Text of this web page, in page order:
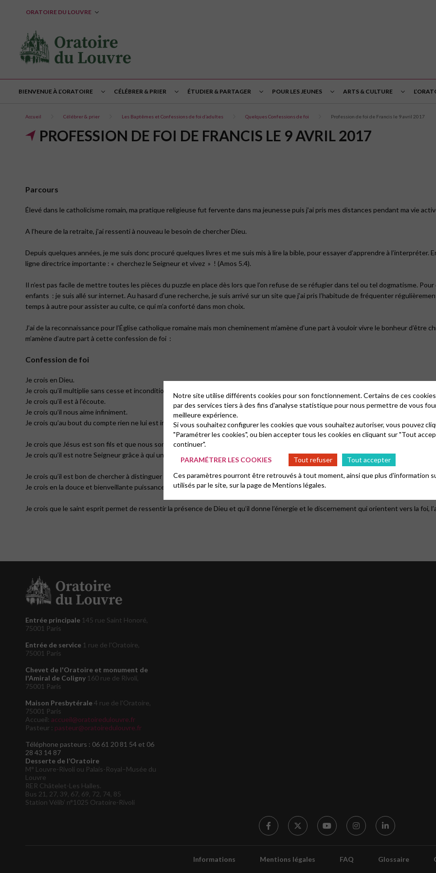
ORATOIRE DU LOUVRE
BIENVENUE À L’ORATOIRE CÉLÉBRER & PRIER ÉTUDIER & PARTAGER POUR LES JEUNES ARTS & CULTURE
Accueil Célébrer & prier Les Baptêmes et Confessions de foi d’adultes Quelques Confessions de foi Profession de foi de Francis le 9 avril 2017
PROFESSION DE FOI DE FRANCIS LE 9 AVRIL 2017
Parcours
Élevé dans le catholicisme romain, ma pratique religieuse fut fervente dans ma jeunesse puis j’ai pris mes distances pendant ma vie
A l’heure de la retraite, j’ai ressenti à nouveau le besoin de chercher Dieu.
Depuis quelques années, je me suis donc procuré quelques livres et me suis mis à lire la bible, pour essayer d’apprendre à l’interpréter.
ligne directrice importante : « cherchez le Seigneur et vivez » ! (Amos 5.4).
Il n’est pas facile de mettre toutes les pièces du puzzle en place dès lors que l’on refuse de se réfugier dans tel ou tel dogmatisme.
enfants : je suis allé sur internet. Au hasard d’une recherche, je suis arrivé sur un site que j’ai pris l’habitude de fréquenter
temps à autre pour assister au culte, ce qui m’a conforté dans mon choix.
J’ai de la reconnaissance pour l’Église catholique romaine mais mon cheminement m’amène d’une part à vouloir vivre le bonheur
m’amène d’autre part à cette confession de foi :
Confession de foi
Je crois en Dieu.
Je crois qu’il multiplie sans cesse et inconditionnellement ses efforts en faveur de chacun d’entre nous.
Je crois qu’il est à l’écoute.
Je crois qu’il nous aime infiniment.
Je crois qu’au bout du compte rien ne lui est impossible.
Je crois que Jésus est son fils et que nous sommes tous frères.
Je crois qu’il est notre Seigneur grâce à qui un message éternellement vivifiant nous est offert.
Je crois qu’il est bon de chercher à distinguer ce que veut Dieu puis d’en faire une préoccupation première.
Je crois en la douce et bienveillante puissance de la prière.
Je crois que le saint esprit permet de ressentir la présence de Dieu et qu’il donne l’énergie et le discernement qui orientent vers la foi,
Entrée principale 145 rue Saint Honoré,
75001 Paris
Entrée de service 1 rue de l'Oratoire,
75001 Paris
Chevet de l'Oratoire et monument de
l'Amiral de Coligny 160 rue de Rivoli,
75001 Paris
Maison Presbytérale4 rue de l'Oratoire,
75001 Paris
Accueil: accueil@oratoiredulouvre.fr
Pasteur : pasteur@oratoiredulouvre.fr
Téléphone pasteurs : 06 61 20 81 54 et 06
28 43 14 87
Desserte de l’Oratoire
M° Louvre-Rivoli ou Palais-Royal–Musée du
Louvre
RER Châtelet-Les Halles.
Bus 21, 27, 39, 67, 69, 72, 74, 85
Station Vélib’ n°1025 Oratoire-Rivoli
Informations Mentions légales FAQ Glossaire
Notre site utilise différents cookies pour son fonctionnement. Certains de ces
par des services tiers à des fins d'analyse statistique pour nous permettre de vous
meilleure expérience.
Si vous souhaitez configurer les cookies que vous souhaitez autoriser, vous pouvez
"Paramétrer les cookies", ou bien accepter tous les cookies en cliquant sur "Tout
continuer".
PARAMÉTRER LES COOKIES
Tout refuser
Tout accepter
Ces paramètres pourront être retrouvés à tout moment, ainsi que plus d'information
utilisés par le site, sur la page deMentions légales.